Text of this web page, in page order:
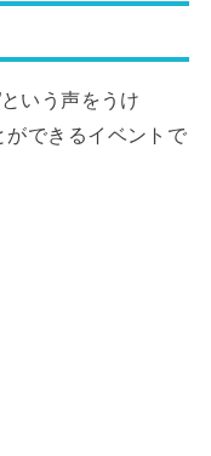
という声をうけ
ができるイベントで